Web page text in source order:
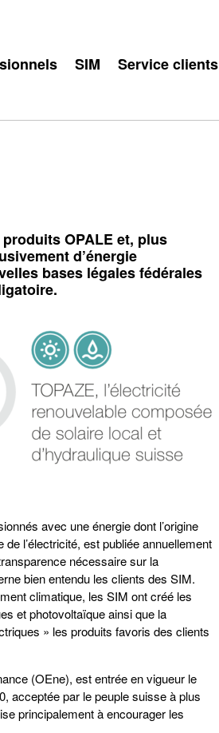
SIM Service clients
OPALE et, plus
d’énergie
bases légales fédérales
avec une énergie dont l’origine
l’électricité, est publiée annuellement
nécessaire sur la
bien entendu les clients des SIM.
climatique, les SIM ont créé les
et photovoltaïque ainsi que la
» les produits favoris des clients
(OEne), est entrée en vigueur le
acceptée par le peuple suisse à plus
principalement à encourager les